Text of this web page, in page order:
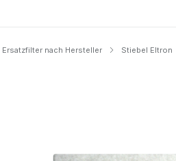
Ersatzfilter nach Hersteller Stiebel Eltron